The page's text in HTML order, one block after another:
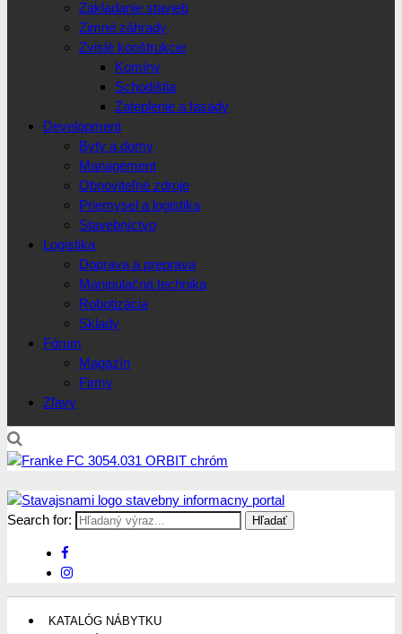
Zakladanie stavieb
Zimné záhrady
Zvislé konštrukcie
Komíny
Schodištia
Zateplenie a fasády
Development
Byty a domy
Management
Obnoviteľné zdroje
Priemysel a logistika
Stavebníctvo
Logistika
Doprava a preprava
Manipulačná technika
Robotizácia
Sklady
Fórum
Magazín
Firmy
Zľavy
Stavajsnami.sk
Stavebníctvo, stavby, byty, domy a všetko o nich
Search for:
KATALÓG NÁBYTKU